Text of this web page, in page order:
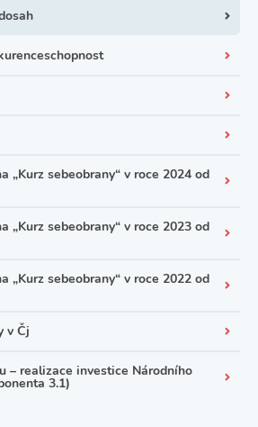
„Kurz sebeobrany“ v roce 2024 od
„Kurz sebeobrany“ v roce 2023 od
„Kurz sebeobrany“ v roce 2022 od
v Čj
– realizace investice Národního
3.1)